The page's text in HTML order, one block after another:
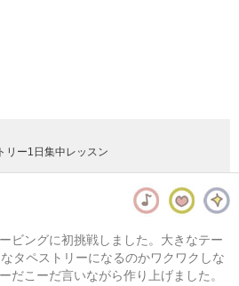
リー1日集中レッスン
ビングに初挑戦しました。大きなテー
タペストリーになるのかワクワクしな
だこーだ言いながら作り上げました。